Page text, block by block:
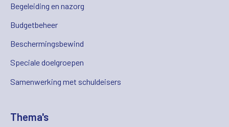
Begeleiding en nazorg
Budgetbeheer
Beschermingsbewind
Speciale doelgroepen
Samenwerking met schuldeisers
Thema's